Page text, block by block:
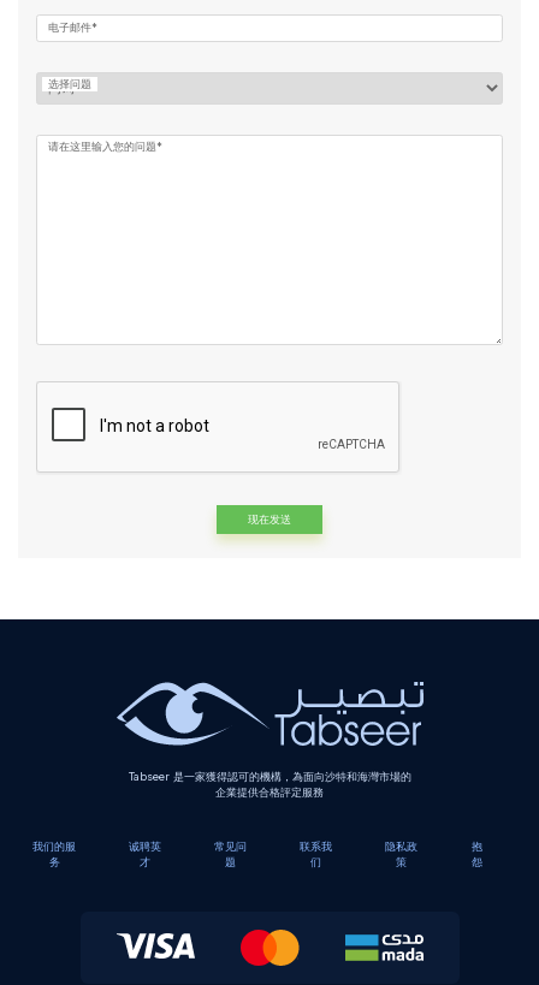
电子邮件*
选择问题
请在这里输入您的问题*
Tabseer 是一家獲得認可的機構，為面向沙特和海灣市場的
企業提供合格評定服務
我们的服
务
诚聘英
才
常见问
题
联系我
们
隐私政
策
抱
怨